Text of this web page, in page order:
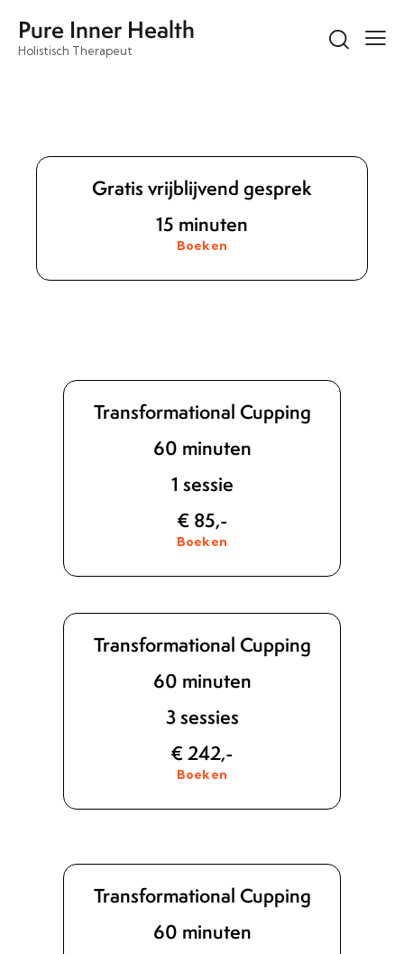
Pure Inner Health
Holistisch Therapeut
Gratis vrijblijvend gesprek
15 minuten
Boeken
Transformational Cupping
60 minuten
1 sessie
€ 85,-
Boeken
Transformational Cupping
60 minuten
3 sessies
€ 242,-
Boeken
Transformational Cupping
60 minuten